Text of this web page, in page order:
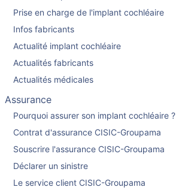
Prise en charge de l'implant cochléaire
Infos fabricants
Actualité implant cochléaire
Actualités fabricants
Actualités médicales
Assurance
Pourquoi assurer son implant cochléaire ?
Contrat d'assurance CISIC-Groupama
Souscrire l'assurance CISIC-Groupama
Déclarer un sinistre
Le service client CISIC-Groupama